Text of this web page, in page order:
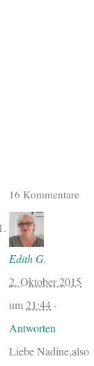
16 Kommentare
Edith G.
2. Oktober 2015
um21:44 ·
Antworten
Liebe Nadine,also